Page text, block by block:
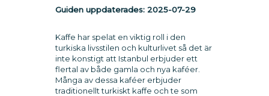
Guiden uppdaterades: 2025-07-29
Kaffe har spelat en viktig roll i den
turkiska livsstilen och kulturlivet så det är
inte konstigt att Istanbul erbjuder ett
flertal av både gamla och nya kaféer.
Många av dessa kaféer erbjuder
traditionellt turkiskt kaffe och te som